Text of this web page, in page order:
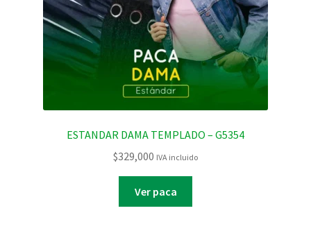
ESTANDAR DAMA TEMPLADO – G5354
$329,000 IVA incluido
Ver paca